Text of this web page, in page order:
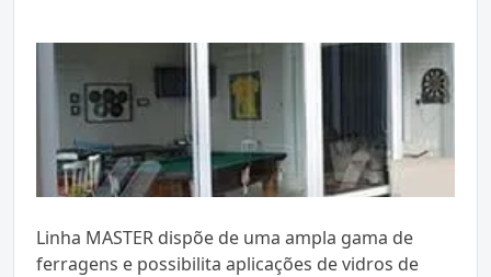
Linha MASTER dispõe de uma ampla gama de
ferragens e possibilita aplicações de vidros de